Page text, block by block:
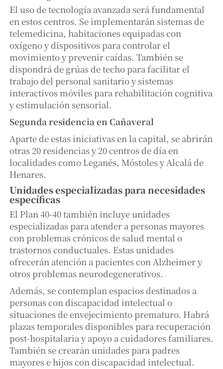
El uso de tecnología avanzada será fundamental
en estos centros. Se implementarán sistemas de
telemedicina, habitaciones equipadas con
oxígeno y dispositivos para controlar el
movimiento y prevenir caídas. También se
dispondrá de grúas de techo para facilitar el
trabajo del personal sanitario y sistemas
interactivos móviles para rehabilitación cognitiva
y estimulación sensorial.
Segunda residencia en Cañaveral
Aparte de estas iniciativas en la capital, se abrirán
otras 20 residencias y 20 centros de día en
localidades como Leganés, Móstoles y Alcalá de
Henares.
Unidades especializadas para necesidades
específicas
El Plan 40-40 también incluye unidades
especializadas para atender a personas mayores
con problemas crónicos de salud mental o
trastornos conductuales. Estas unidades
ofrecerán atención a pacientes con Alzheimer y
otros problemas neurodegenerativos.
Además, se contemplan espacios destinados a
personas con discapacidad intelectual o
situaciones de envejecimiento prematuro. Habrá
plazas temporales disponibles para recuperación
post-hospitalaria y apoyo a cuidadores familiares.
También se crearán unidades para padres
mayores e hijos con discapacidad intelectual.